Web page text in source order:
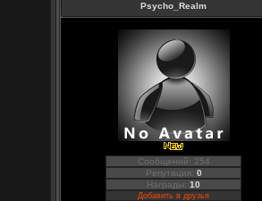
Psycho_Realm
Сообщений: 254
Репутация: 0
Награды:10
Добавить в друзья